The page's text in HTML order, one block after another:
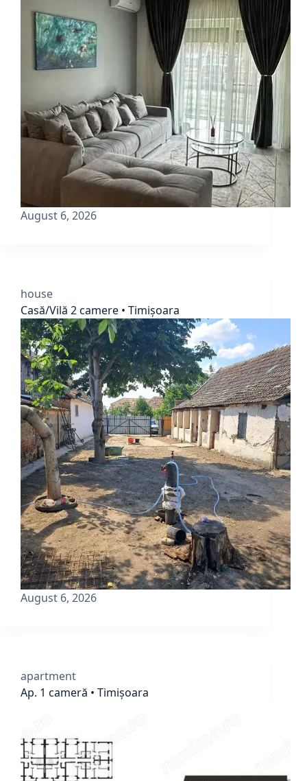
August 6, 2026
house
Casă/Vilă 2 camere • Timișoara
August 6, 2026
apartment
Ap. 1 cameră • Timișoara